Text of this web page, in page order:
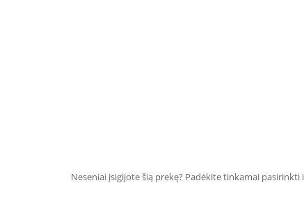
Neseniai įsigijote šią prekę? Padėkite tinkamai